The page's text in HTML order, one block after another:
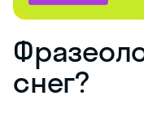
снег?